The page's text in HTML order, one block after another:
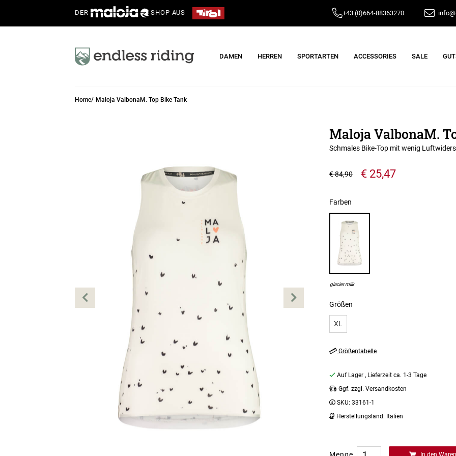
DER SHOP AUS +43 (0)664-88363270
DAMEN HERREN SPORTARTEN ACCESSORIES SALE
Home Maloja ValbonaM. Top Bike Tank
Maloja ValbonaM.
Schmales Bike-Top mit wenig
€ 25,47
€ 84,90
Größen
XL
Farben
glacier milk
Größentabelle
Auf Lager , Lieferzeit ca. 1-3 Tage
Ggf. zzgl. Versandkosten
SKU: 33161-1
Herstellungsland: Italien
In den